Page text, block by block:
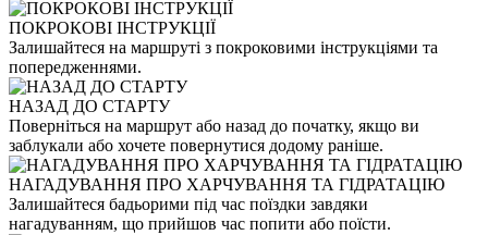
ПОКРОКОВІ ІНСТРУКЦІЇ
Залишайтеся на маршруті з покроковими інструкціями та
попередженнями.
НАЗАД ДО СТАРТУ
Поверніться на маршрут або назад до початку, якщо ви
заблукали або хочете повернутися додому раніше.
НАГАДУВАННЯ ПРО ХАРЧУВАННЯ ТА ГІДРАТАЦІЮ
Залишайтеся бадьорими під час поїздки завдяки
нагадуванням, що прийшов час попити або поїсти.